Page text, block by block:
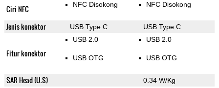
Ciri NFC NFC Disokong NFC Disokong
Jenis konektor USB Type C USB Type C
Fitur konektor
USB 2.0
USB OTG
USB 2.0
USB OTG
SAR Head (U.S) 0.34 W/Kg